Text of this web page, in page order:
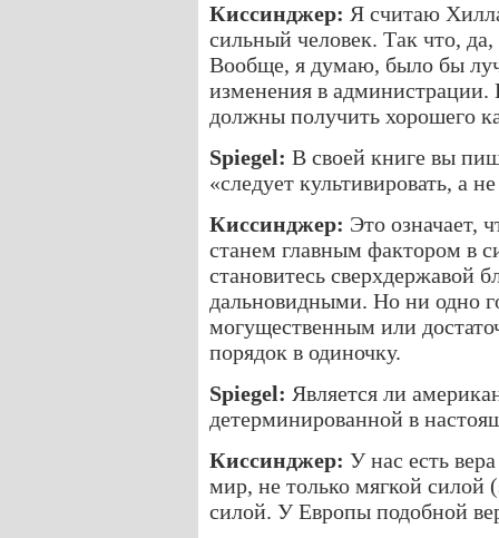
Киссинджер: Я считаю
сильный человек. Так что,
Вообще, я думаю, было бы
изменения в
должны получить хорошего
Spiegel: В своей книге вы
«следует культивировать, а
Киссинджер: Это
станем главным фактором в
становитесь сверхдержавой
дальновидными. Но ни одно
могущественным или
порядок в одиночку.
Spiegel: Является ли
детерминированной в
Киссинджер: У нас есть
мир, не только мягкой силой
силой. У Европы подобной